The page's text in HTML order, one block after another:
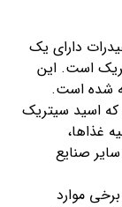
دارای یک
است. این
شده است.
که اسید سیتریک
غذاها،
صنایع
موارد